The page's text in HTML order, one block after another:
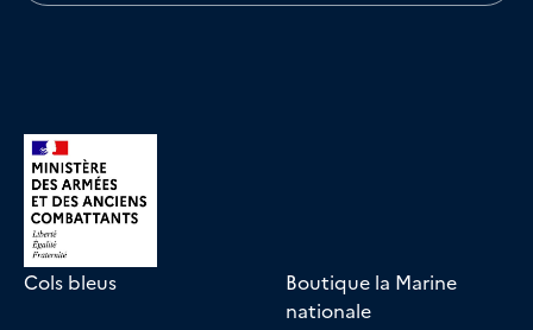
Cols bleus
Boutique la Marine
nationale